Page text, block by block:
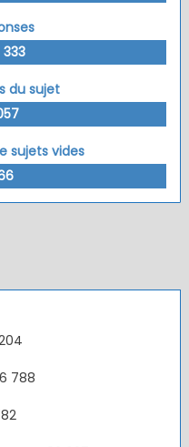
du sujet
sujets vides
788